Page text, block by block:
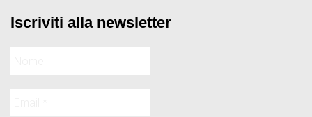
Iscriviti alla newsletter